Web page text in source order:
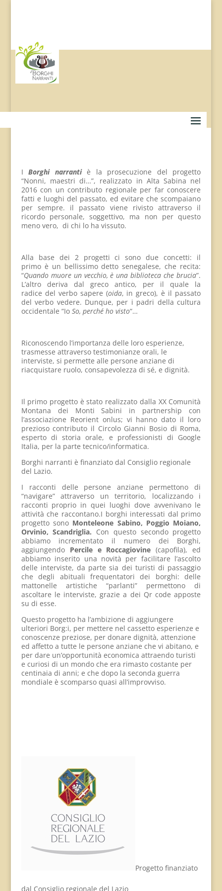
IBorghi narrantiè la prosecuzione del progetto
“Nonni, maestri di…”, realizzato in Alta Sabina nel
2016 con un contributo regionale per far conoscere
fatti e luoghi del passato, ed evitare che scompaiano
per sempre. il passato viene rivisto attraverso il
ricordo personale, soggettivo, ma non per questo
meno vero, di chi lo ha vissuto.
Alla base dei 2 progetti ci sono due concetti: il
primo è un bellissimo detto senegalese, che recita:
“Quando muore un vecchio, è una biblioteca che brucia”.
L’altro deriva dal greco antico, per il quale la
radice del verbo sapere (oida, in greco), è il passato
del verbo vedere. Dunque, per i padri della cultura
occidentale “Io So, perché ho visto“…
Riconoscendo l’importanza delle loro esperienze,
trasmesse attraverso testimonianze orali, le
interviste, si permette alle persone anziane di
riacquistare ruolo, consapevolezza di sé, e dignità.
Il primo progetto è stato realizzato dalla XX Comunità
Montana dei Monti Sabini in partnership con
l’associazione Reorient onlus; vi hanno dato il loro
prezioso contributo il Circolo Gianni Bosio di Roma,
esperto di storia orale, e professionisti di Google
Italia, per la parte tecnico/informatica.
Borghi narranti è finanziato dal Consiglio regionale
del Lazio.
I racconti delle persone anziane permettono di
“navigare” attraverso un territorio, localizzando i
racconti proprio in quei luoghi dove avvenivano le
attività che raccontano.I borghi interessati dal primo
progetto sono Monteleone Sabino, Poggio Moiano,
Orvinio, Scandriglia. Con questo secondo progetto
abbiamo incrementato il numero dei Borghi,
aggiungendo Percile e Roccagiovine (capofila), ed
abbiamo inserito una novità per facilitare l’ascolto
delle interviste, da parte sia dei turisti di passaggio
che degli abituali frequentatori dei borghi: delle
mattonelle artistiche “parlanti” permettono di
ascoltare le interviste, grazie a dei Qr code apposte
su di esse.
Questo progetto ha l’ambizione di aggiungere
ulteriori Borg:i, per mettere nel cassetto esperienze e
conoscenze preziose, per donare dignità, attenzione
ed affetto a tutte le persone anziane che vi abitano, e
per dare un’opportunità economica attraendo turisti
e curiosi di un mondo che era rimasto costante per
centinaia di anni; e che dopo la seconda guerra
mondiale è scomparso quasi all’improvviso.
Progetto finanziato
dal Consiglio regionale del Lazio